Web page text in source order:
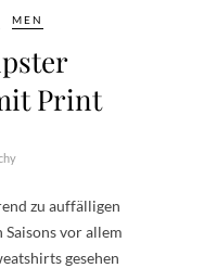
MEN
Print
zu auffälligen
vor allem
gesehen